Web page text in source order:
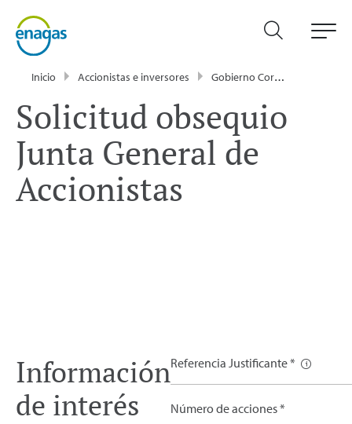
Inicio Accionistas e inversores Gobierno Corporativo
Solicitud obsequio
Junta General de
Accionistas
Información
de interés
Referencia Justificante *
Número de acciones *